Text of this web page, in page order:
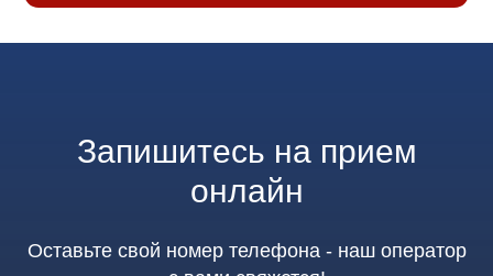
Запишитесь на прием
онлайн
Оставьте свой номер телефона - наш оператор